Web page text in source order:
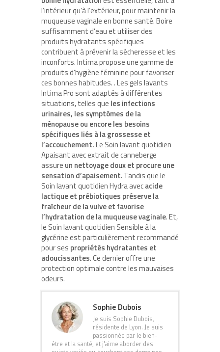
l’intérieur qu’à l’extérieur, pour maintenir la
muqueuse vaginale en bonne santé. Boire
suffisamment d’eau et utiliser des
produits hydratants spécifiques
contribuent à prévenir la sécheresse et les
inconforts. Intima propose une gamme de
produits d’hygiène féminine pour favoriser
ces bonnes habitudes. . Les gels lavants
Intima Pro sont adaptés à différentes
situations, telles que les infections
urinaires, les symptômes de la
ménopause ou encore les besoins
spécifiques liés à la grossesse et
l’accouchement.Le Soin lavant quotidien
Apaisant avec extrait de canneberge
assure un nettoyage doux et procure une
sensation d’apaisement. Tandis que le
Soin lavant quotidien Hydra avecacide
lactique et prébiotiques préserve la
fraîcheur de la vulve et favorise
l’hydratation de la muqueuse vaginale. Et,
le Soin lavant quotidien Sensible à la
glycérine est particulièrement recommandé
pour ses propriétés hydratantes et
adoucissantes. Ce dernier offre une
protection optimale contre les mauvaises
odeurs.
Sophie Dubois
Je suis Sophie Dubois,
résidente de Lyon. Je suis
passionnée par le bien-
être et la santé, et j'aime aborder des